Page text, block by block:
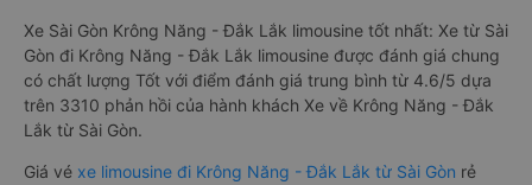
Xe Sài Gòn Krông Năng - Đắk Lắk limousine tốt nhất: Xe từ Sài
Gòn đi Krông Năng - Đắk Lắk limousine được đánh giá chung
có chất lượng Tốt với điểm đánh giá trung bình từ 4.6/5 dựa
trên 3310 phản hồi của hành khách Xe về Krông Năng - Đắk
Lắk từ Sài Gòn.
Giá vé xe limousine đi Krông Năng - Đắk Lắk từ Sài Gòn rẻ